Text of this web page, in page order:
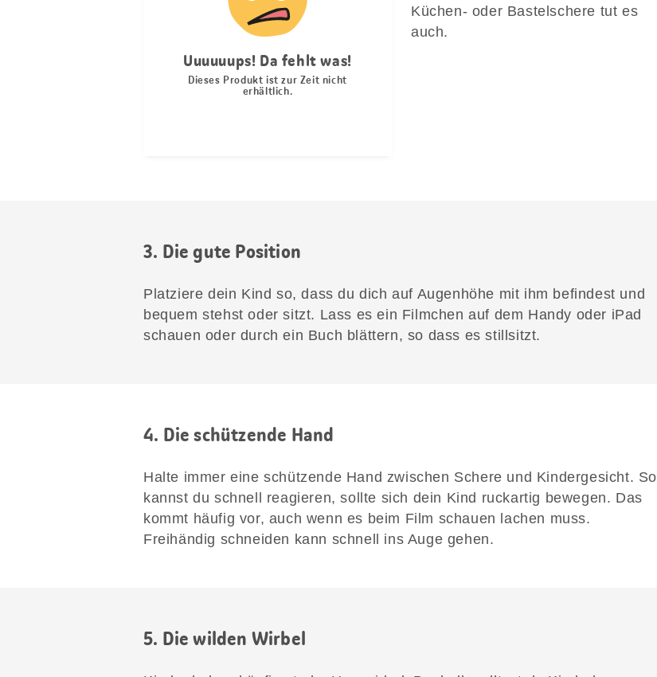
Küchen- oder Bastelschere tut es
auch.
3. Die gute Position
Platziere dein Kind so, dass du dich auf Augenhöhe mit ihm befindest und
bequem stehst oder sitzt. Lass es ein Filmchen auf dem Handy oder iPad
schauen oder durch ein Buch blättern, so dass es stillsitzt.
4. Die schützende Hand
Halte immer eine schützende Hand zwischen Schere und Kindergesicht. So
kannst du schnell reagieren, sollte sich dein Kind ruckartig bewegen. Das
kommt häufig vor, auch wenn es beim Film schauen lachen muss.
Freihändig schneiden kann schnell ins Auge gehen.
5. Die wilden Wirbel